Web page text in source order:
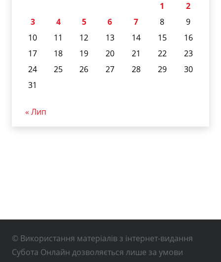
1
2
3
4 5 6 7 8
9
10
11 12 13 14 15
16
17
18 19 20 21 22
23
24
25 26 27 28 29
30
31
« Лип
© Використання матеріалів з інтернет-видання
Субота Онлайн дозволяється лише за умови